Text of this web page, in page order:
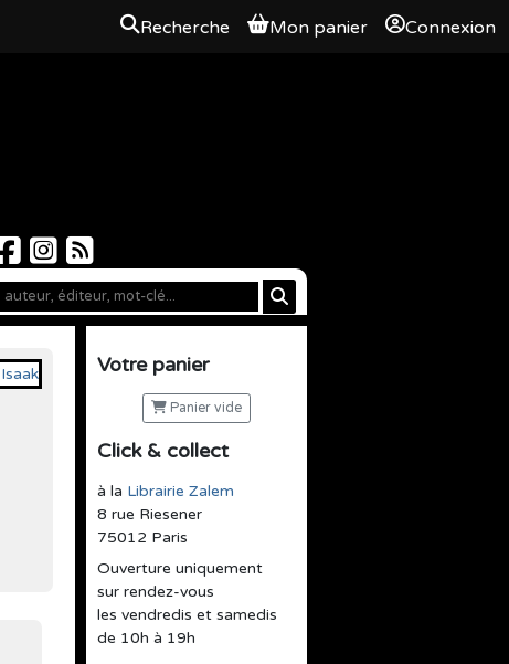
Recherche Mon panier Connexion
Votre panier
Panier vide
Click & collect
à la Librairie Zalem
8 rue Riesener
75012 Paris
Ouverture uniquement
sur rendez-vous
les vendredis et samedis
de 10h à 19h